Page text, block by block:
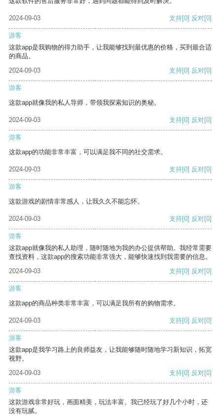
2024-09-03 支持[0] 反对[0]
游客
这款app是我购物的得力助手，让我能够找到最优惠的价格，买到最合适
的商品。
2024-09-03
支持[0] 反对[0]
游客
这款app就像我的私人导师，带领我探索知识的奥秘。
2024-09-03 支持[0] 反对[0]
游客
这款app的功能非常丰富，可以满足我不同的社交需求。
2024-09-03 支持[0] 反对[0]
游客
这款游戏的剧情非常感人，让我久久不能忘怀。
2024-09-03 支持[0] 反对[0]
游客
这款app就像我的私人助理，随时随地为我的办公提供帮助。我经常需要
查找资料，这款app的搜索功能非常强大，能够快速找到我需要的信息。
2024-09-03
支持[0] 反对[0]
游客
这款app的商品种类非常丰富，可以满足我所有的购物需求。
2024-09-03 支持[0] 反对[0]
游客
这款app是我学习路上的良师益友，让我能够随时随地学习新知识，拓宽
视野。
2024-09-03
支持[0] 反对[0]
游客
这款游戏非常好玩，画面精美，玩法丰富。我已经玩了好几个小时，还
没有玩腻。